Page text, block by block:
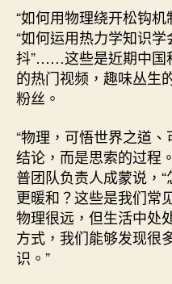
“如何用物理绕开松钩机
“如何运用热力学知识
抖”……这些是近期中国
的热门视频，趣味丛生
粉丝。
“物理，可悟世界之道
结论，而是思索的过程
普团队负责人成蒙说，
更暖和？这些是我们常
物理很远，但生活中处
方式，我们能够发现很
识。”